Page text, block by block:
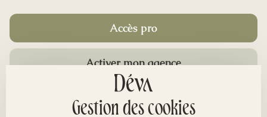
Accès pro
Activer mon agence
Gestion des cookies